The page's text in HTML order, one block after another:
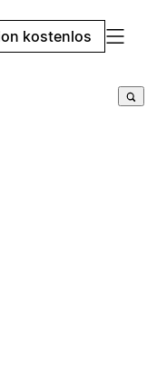
kostenlos